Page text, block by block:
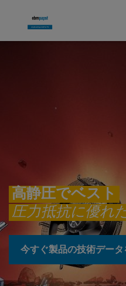
高静圧でベスト
圧力抵抗に優れ
今すぐ製品の技術デー